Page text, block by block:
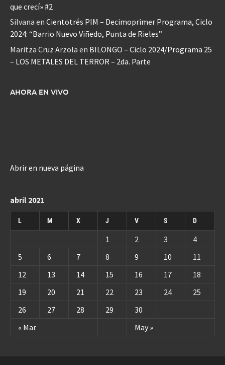
que crecí» #2
Silvana en Cientotrés PIM – Decimoprimer Programa, Ciclo
2024: “Barrio Nuevo Viñedo, Punta de Rieles”
Maritza Cruz Arzola en BILONGO – Ciclo 2024/Programa 25
– LOS METALES DEL TERROR – 2da. Parte
AHORA EN VIVO
Abrir en nueva página
abril 2021
L M X J V S D
« Mar May »
1 2 3
4
5
6 7 8 9 10
11
12
13 14 15 16 17
18
19
20 21 22 23 24
25
26
27 28 29 30